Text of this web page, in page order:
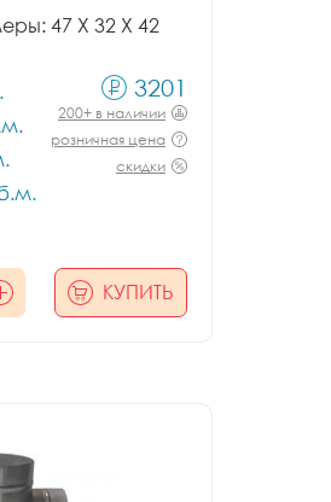
47 X 32 X 42
3201
200+ в наличии
розничная цена
скидки
КУПИТЬ